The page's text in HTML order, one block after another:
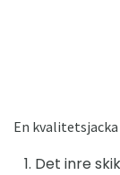
En
Det inre